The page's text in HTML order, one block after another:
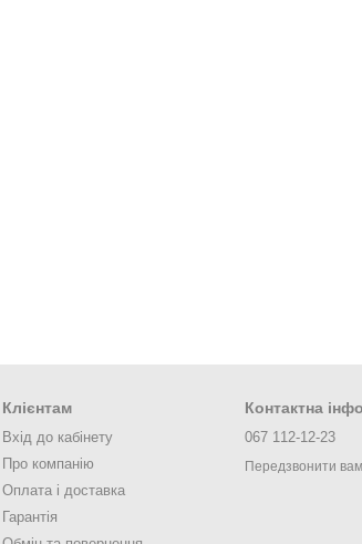
Клієнтам
Вхід до кабінету
Про компанію
Оплата і доставка
Гарантія
Контактна
067 112-12-23
Передзвонити